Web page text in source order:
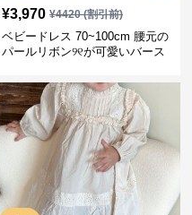
¥3,970 ¥4420(割引前)
ベビードレス 70~100cm 腰元の
パールリボン୨୧が可愛いバース
日祝い